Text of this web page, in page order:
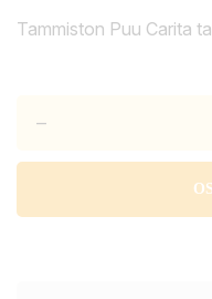
Tammiston Puu Carita
–